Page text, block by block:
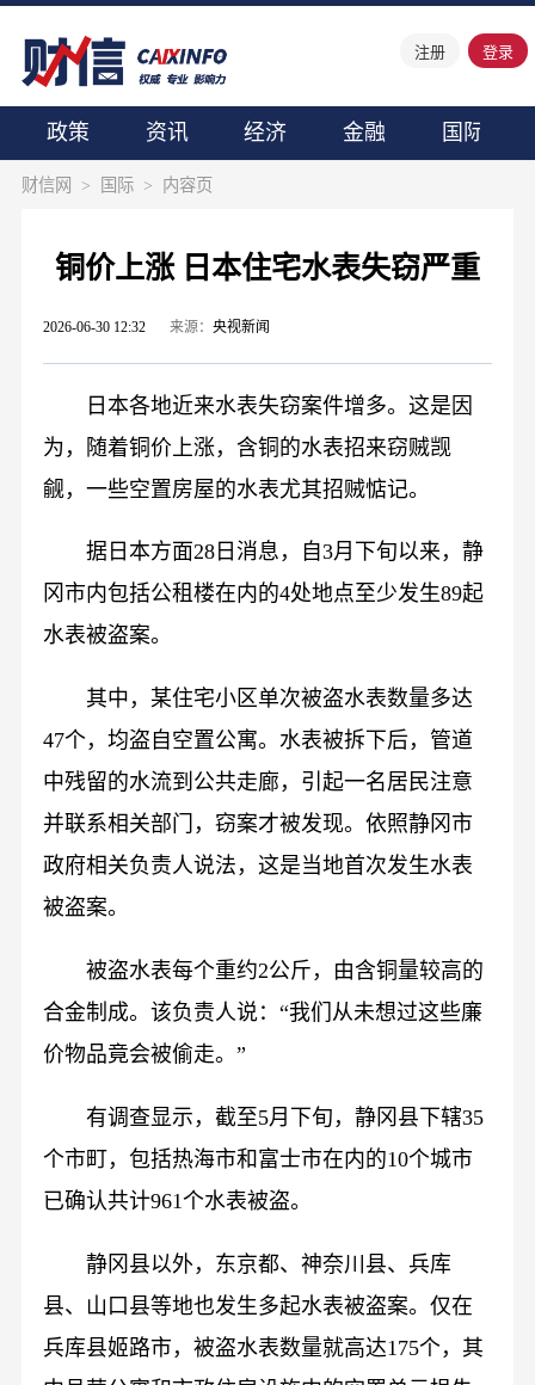
注册 登录
政策 资讯 经济 金融 国际
财信网 > 国际> 内容页
铜价上涨 日本住宅水表失窃严重
2026-06-30 12:32 来源： 央视新闻
日本各地近来水表失窃案件增多。这是因
为，随着铜价上涨，含铜的水表招来窃贼觊
觎，一些空置房屋的水表尤其招贼惦记。
据日本方面28日消息，自3月下旬以来，静
冈市内包括公租楼在内的4处地点至少发生89起
水表被盗案。
其中，某住宅小区单次被盗水表数量多达
47个，均盗自空置公寓。水表被拆下后，管道
中残留的水流到公共走廊，引起一名居民注意
并联系相关部门，窃案才被发现。依照静冈市
政府相关负责人说法，这是当地首次发生水表
被盗案。
被盗水表每个重约2公斤，由含铜量较高的
合金制成。该负责人说：“我们从未想过这些廉
价物品竟会被偷走。”
有调查显示，截至5月下旬，静冈县下辖35
个市町，包括热海市和富士市在内的10个城市
已确认共计961个水表被盗。
静冈县以外，东京都、神奈川县、兵库
县、山口县等地也发生多起水表被盗案。仅在
兵库县姬路市，被盗水表数量就高达175个，其